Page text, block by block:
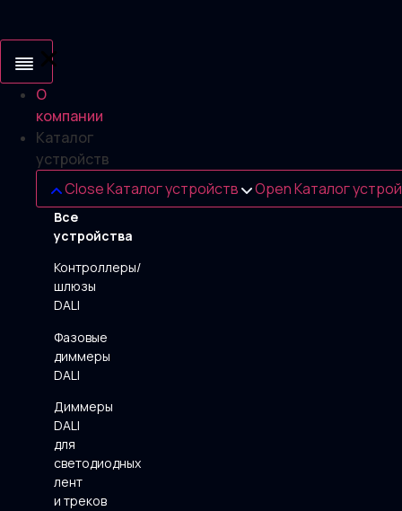
содержимому
О
компании
Каталог
устройств
Close Каталог устройств
Open Каталог
Все
устройства
Контроллеры/
шлюзы
DALI
Фазовые
диммеры
DALI
Диммеры
DALI
для
светодиодных
лент
и треков